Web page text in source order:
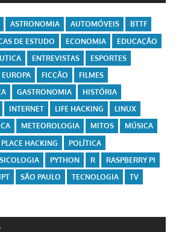
ASTRONOMIA AUTOMÓVEIS
BTTF
DE ESTUDO ECONOMIA
EDUCAÇÃO
ENTREVISTAS
ESPORTES
EUROPA FICÇÃO
FILMES
GASTRONOMIA
HISTÓRIA
INTERNET LIFE HACKING
LINUX
METEOROLOGIA MITOS
MÚSICA
PLACE HACKING
POLÍTICA
PYTHON R
RASPBERRY PI
SÃO PAULO TECNOLOGIA
TV